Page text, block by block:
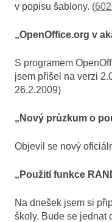
v popisu šablony. (
„OpenOffice.org v
S programem
jsem přišel na verzi
26.2.2009)
„Nový průzkum o
Objevil se nový
„Použití funkce
Na dnešek jsem si
školy. Bude se jednat